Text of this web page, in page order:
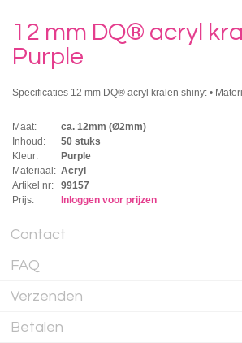
12 mm DQ® acryl
Purple
Specificaties 12 mm DQ® acryl kralen shiny: •
Maat:
ca. 12mm (Ø2mm)
Inhoud:
50 stuks
Kleur:
Purple
Materiaal: Acryl
Artikel nr:
99157
Prijs:
Inloggen voor prijzen
Contact
FAQ
Verzenden
Betalen